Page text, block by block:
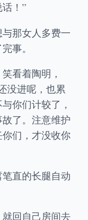
！”
那女人多费一
事。
看着陶明，
没进呢，也累
你们计较了，
了。注意维护
们，才没收你
直的长腿自动
回自己房间去